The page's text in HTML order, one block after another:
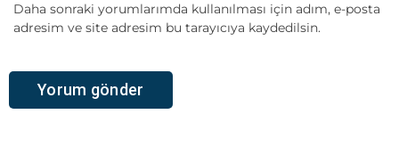
Daha sonraki yorumlarımda kullanılması için adım, e-posta
adresim ve site adresim bu tarayıcıya kaydedilsin.